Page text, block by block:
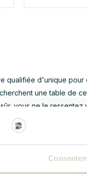
qualifiée d'unique
une table de
vous ne le
sûr vous orienter et
faite à
les tables de cette